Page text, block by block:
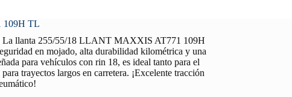
109H TL
La llanta 255/55/18 LLANT MAXXIS AT771 109H
en mojado, alta durabilidad kilométrica y una
para vehículos con rin 18, es ideal tanto para el
trayectos largos en carretera. ¡Excelente tracción